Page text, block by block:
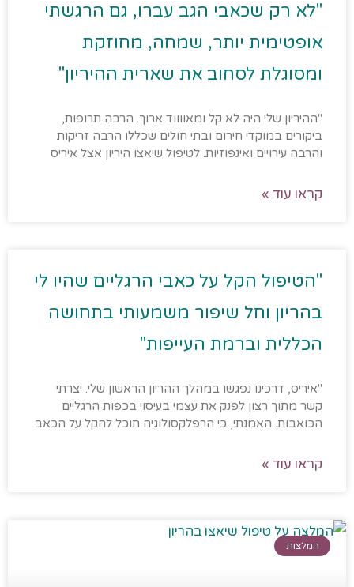
"לא רק שכאבי הגב עברו, גם הרגשתי
אופטימית יותר, שמחה, מחוזקת
ומסוגלת לסחוב את שארית ההיריון"
"ההיריון שלי היה לא קל ומאווווד ארוך. הרבה תרופות,
ביקורים במוקדי חירום ובתי חולים שכללו הרבה זריקות
והרבה עירויים ואינפוזיות. לטיפול שיאצו היריון אצל איריס
קראו עוד »
"הטיפול הקל על כאבי הרגליים שהיו לי
בהריון וחל שיפור משמעותי בתחושה
הכללית וברמת העייפות"
"איריס, דרכינו נפגשו במהלך ההריון הראשון שלי. יצרתי
קשר מתוך רצון לפנק את עצמי בעיסוי בכפות הרגליים
הכואבות. האמנתי, כי הרפלקסולוגיה תוכל להקל על הכאב
קראו עוד »
המלצות